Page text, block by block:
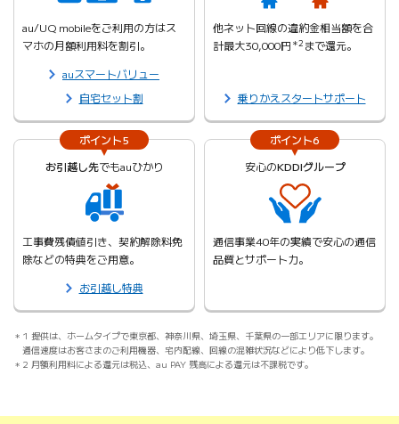
au/UQ mobileをご利用の方はス
マホの月額利用料を割引。
auスマートバリュー
自宅セット割
他ネット回線の違約金相当額を合
計最大30,000円 ＊2 まで還元。
乗りかえスタートサポート
ポイント5
お引越し先でもauひかり
工事費残債値引き、契約解除料免
除などの特典をご用意。
お引越し特典
ポイント6
安心のKDDIグループ
通信事業40年の実績で安心の通信
品質とサポート力。
1 提供は、ホームタイプで東京都、神奈川県、埼玉県、千葉県の一部エリアに限ります。
通信速度はお客さまのご利用機器、宅内配線、回線の混雑状況などにより低下します。
2 月額利用料による還元は税込、au PAY 残高による還元は不課税です。